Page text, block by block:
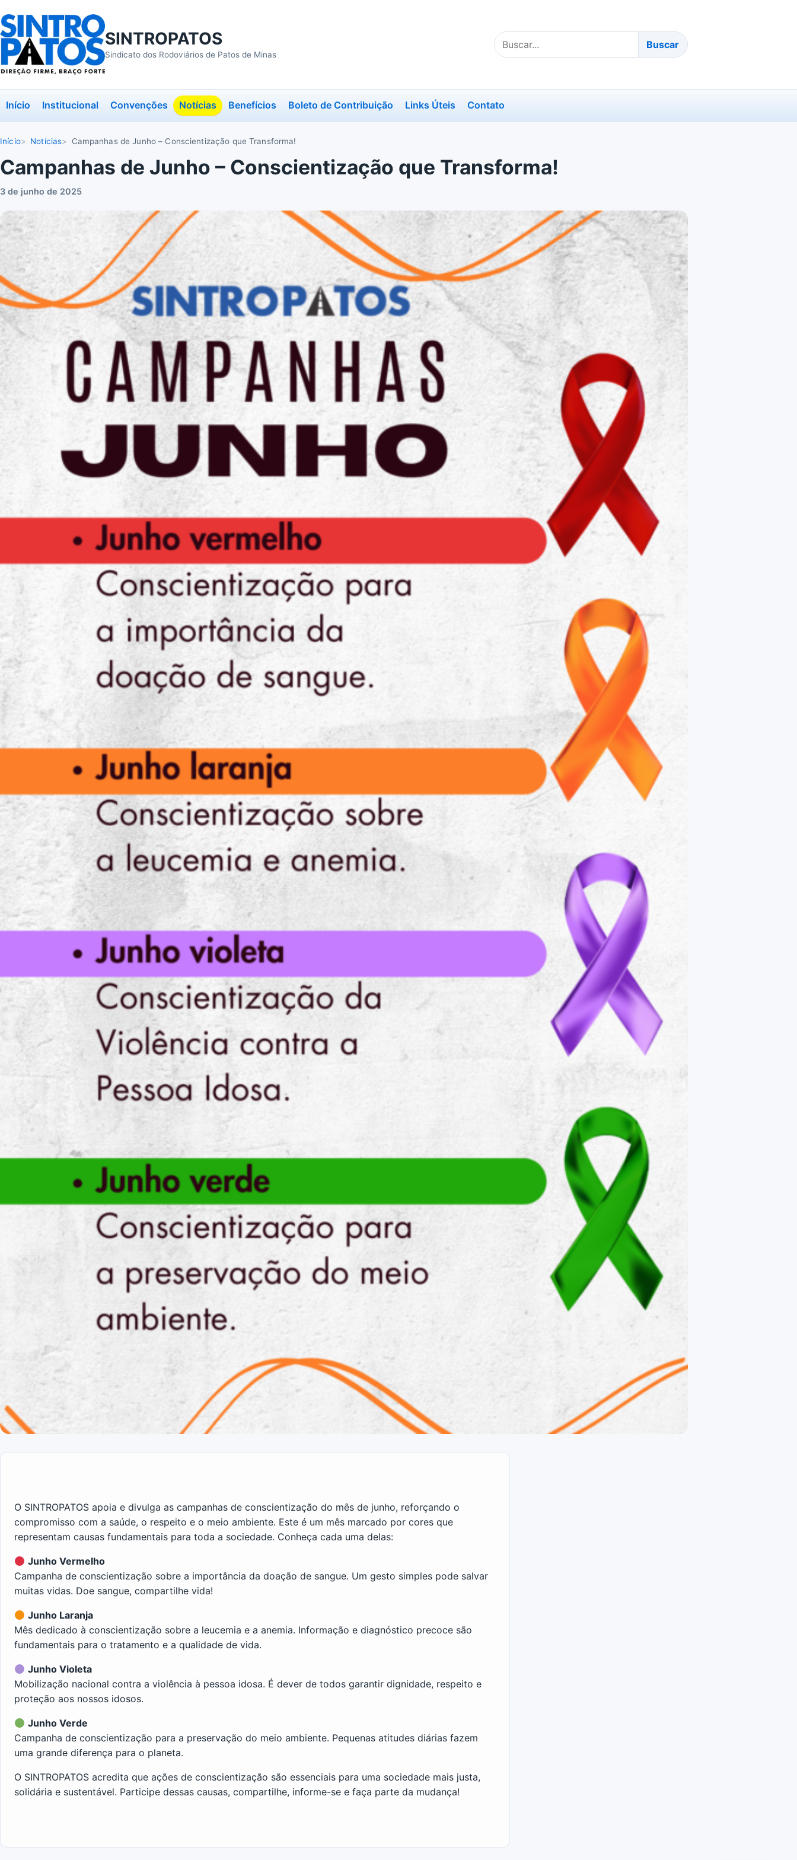
SINTROPATOS
Sindicato dos Rodoviários de Patos de Minas
Buscar
no
Buscar
Início Institucional Convenções Notícias Benefícios Boleto de Contribuição Links Úteis Contato
Início Notícias Campanhas de Junho – Conscientização que Transforma!
Campanhas de Junho – Conscientização que Transforma!
3 de junho de 2025
O SINTROPATOS apoia e divulga as campanhas de conscientização do mês de junho, reforçando o
compromisso com a saúde, o respeito e o meio ambiente. Este é um mês marcado por cores que
representam causas fundamentais para toda a sociedade. Conheça cada uma delas:
Junho Vermelho
Campanha de conscientização sobre a importância da doação de sangue. Um gesto simples pode salvar
muitas vidas. Doe sangue, compartilhe vida!
Junho Laranja
Mês dedicado à conscientização sobre a leucemia e a anemia. Informação e diagnóstico precoce são
fundamentais para o tratamento e a qualidade de vida.
Junho Violeta
Mobilização nacional contra a violência à pessoa idosa. É dever de todos garantir dignidade, respeito e
proteção aos nossos idosos.
Junho Verde
Campanha de conscientização para a preservação do meio ambiente. Pequenas atitudes diárias fazem
uma grande diferença para o planeta.
O SINTROPATOS acredita que ações de conscientização são essenciais para uma sociedade mais justa,
solidária e sustentável. Participe dessas causas, compartilhe, informe-se e faça parte da mudança!